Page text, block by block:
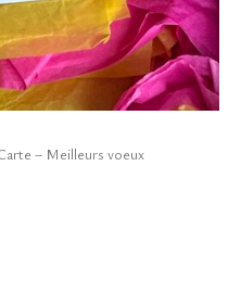
– Meilleurs voeux